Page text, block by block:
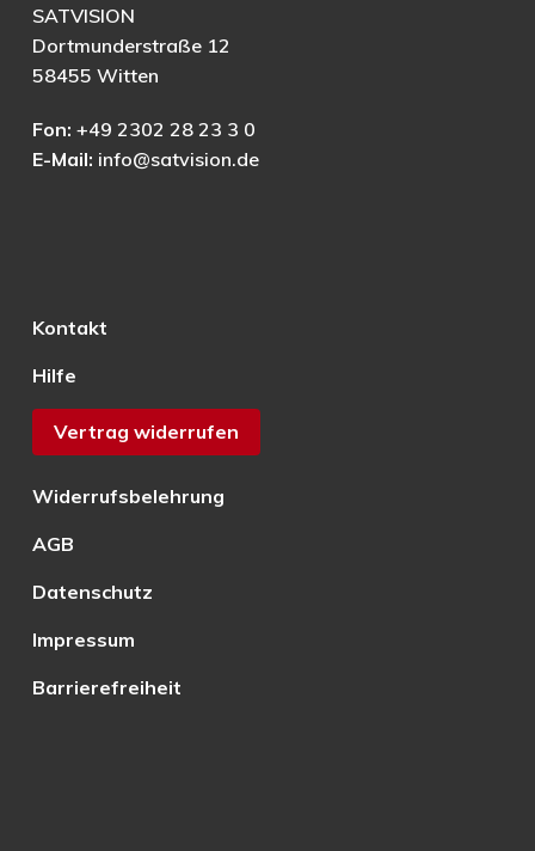
SATVISION
Dortmunderstraße 12
58455 Witten
Fon: +49 2302 28 23 3 0
E-Mail: info@satvision.de
Kontakt
Hilfe
Vertrag widerrufen
Widerrufsbelehrung
AGB
Datenschutz
Impressum
Barrierefreiheit